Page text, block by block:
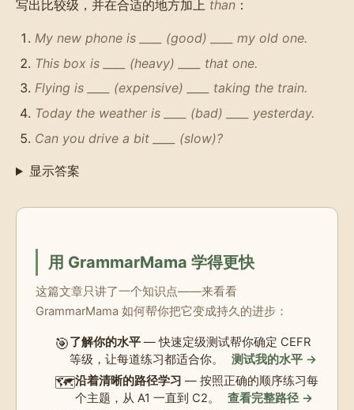
写出比较级，并在合适的地方加上 than ：
My new phone is ____ (good) ____ my old one.
This box is ____ (heavy) ____ that one.
Flying is ____ (expensive) ____ taking the train.
Today the weather is ____ (bad) ____ yesterday.
Can you drive a bit ____ (slow)?
显示答案
用 GrammarMama 学得更快
这篇文章只讲了一个知识点——来看看
GrammarMama 如何帮你把它变成持久的进步：
🎯了解你的水平 — 快速定级测试帮你确定 CEFR
等级，让每道练习都适合你。
测试我的水平 →
🗺️沿着清晰的路径学习 — 按照正确的顺序练习每
个主题，从 A1 一直到 C2。
查看完整路径 →